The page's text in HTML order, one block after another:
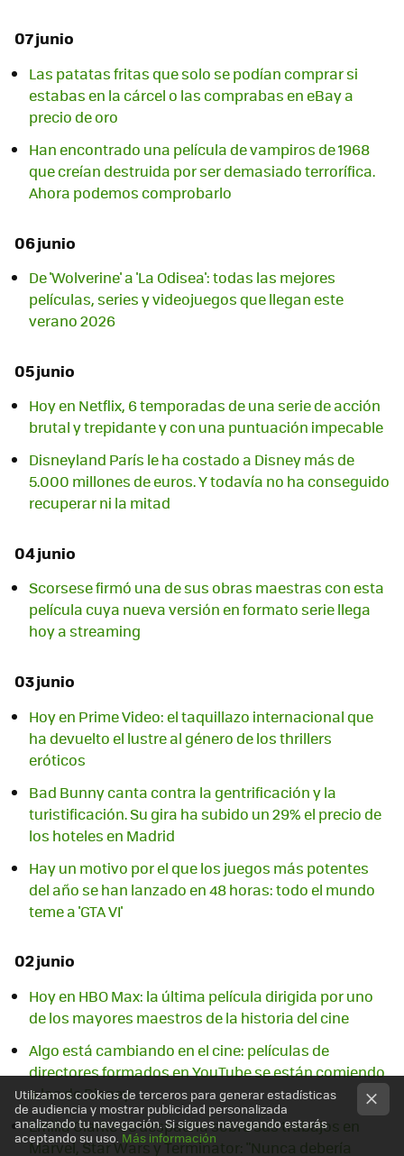
07 junio
Las patatas fritas que solo se podían comprar si
estabas en la cárcel o las comprabas en eBay a
precio de oro
Han encontrado una película de vampiros de 1968
que creían destruida por ser demasiado terrorífica.
Ahora podemos comprobarlo
06 junio
De 'Wolverine' a 'La Odisea': todas las mejores
películas, series y videojuegos que llegan este
verano 2026
05 junio
Hoy en Netflix, 6 temporadas de una serie de acción
brutal y trepidante y con una puntuación impecable
Disneyland París le ha costado a Disney más de
5.000 millones de euros. Y todavía no ha conseguido
recuperar ni la mitad
04 junio
Scorsese firmó una de sus obras maestras con esta
película cuya nueva versión en formato serie llega
hoy a streaming
03 junio
Hoy en Prime Video: el taquillazo internacional que
ha devuelto el lustre al género de los thrillers
eróticos
Bad Bunny canta contra la gentrificación y la
turistificación. Su gira ha subido un 29% el precio de
los hoteles en Madrid
Hay un motivo por el que los juegos más potentes
del año se han lanzado en 48 horas: todo el mundo
teme a 'GTA VI'
02 junio
Hoy en HBO Max: la última película dirigida por uno
de los mayores maestros de la historia del cine
Algo está cambiando en el cine: películas de
directores formados en YouTube se están comiendo
a las de Disney
Emilia Clarke se despacha sobre sus trabajos en
Marvel, Star Wars y Terminator: "Nunca debería
Utilizamos cookies de terceros para generar estadísticas
de audiencia y mostrar publicidad personalizada
analizando tu navegación. Si sigues navegando estarás
aceptando su uso. Más información